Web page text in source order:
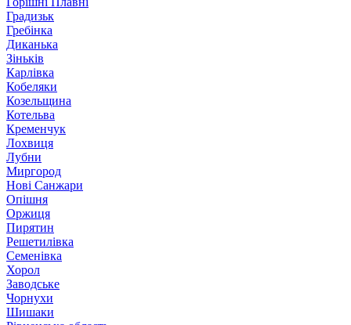
Градизьк
Гребінка
Диканька
Зіньків
Карлівка
Кобеляки
Козельщина
Котельва
Кременчук
Лохвиця
Лубни
Миргород
Нові Санжари
Опішня
Оржиця
Пирятин
Решетилівка
Семенівка
Хорол
Заводське
Чорнухи
Шишаки